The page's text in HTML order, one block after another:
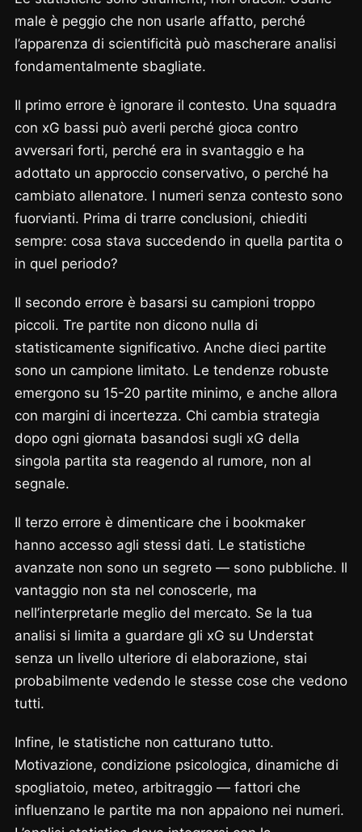
male è peggio che non usarle affatto, perché
l’apparenza di scientificità può mascherare analisi
fondamentalmente sbagliate.
Il primo errore è ignorare il contesto. Una squadra
con xG bassi può averli perché gioca contro
avversari forti, perché era in svantaggio e ha
adottato un approccio conservativo, o perché ha
cambiato allenatore. I numeri senza contesto sono
fuorvianti. Prima di trarre conclusioni, chiediti
sempre: cosa stava succedendo in quella partita o
in quel periodo?
Il secondo errore è basarsi su campioni troppo
piccoli. Tre partite non dicono nulla di
statisticamente significativo. Anche dieci partite
sono un campione limitato. Le tendenze robuste
emergono su 15-20 partite minimo, e anche allora
con margini di incertezza. Chi cambia strategia
dopo ogni giornata basandosi sugli xG della
singola partita sta reagendo al rumore, non al
segnale.
Il terzo errore è dimenticare che i bookmaker
hanno accesso agli stessi dati. Le statistiche
avanzate non sono un segreto — sono pubbliche. Il
vantaggio non sta nel conoscerle, ma
nell’interpretarle meglio del mercato. Se la tua
analisi si limita a guardare gli xG su Understat
senza un livello ulteriore di elaborazione, stai
probabilmente vedendo le stesse cose che vedono
tutti.
Infine, le statistiche non catturano tutto.
Motivazione, condizione psicologica, dinamiche di
spogliatoio, meteo, arbitraggio — fattori che
influenzano le partite ma non appaiono nei numeri.